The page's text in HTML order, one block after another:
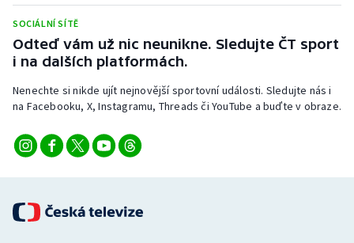
SOCIÁLNÍ SÍTĚ
Odteď vám už nic neunikne. Sledujte ČT sport
i na dalších platformách.
Nenechte si nikde ujít nejnovější sportovní události. Sledujte nás i
na Facebooku, X, Instagramu, Threads či YouTube a buďte v obraze.